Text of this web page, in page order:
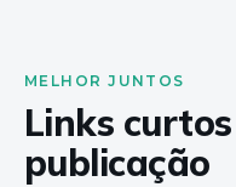
MELHOR JUNTOS
Links
publicação